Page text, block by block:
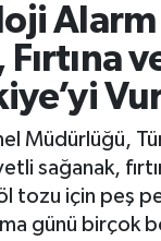
Alarm
Müdürlüğü,
sağanak,
tozu için peş
günü birçok